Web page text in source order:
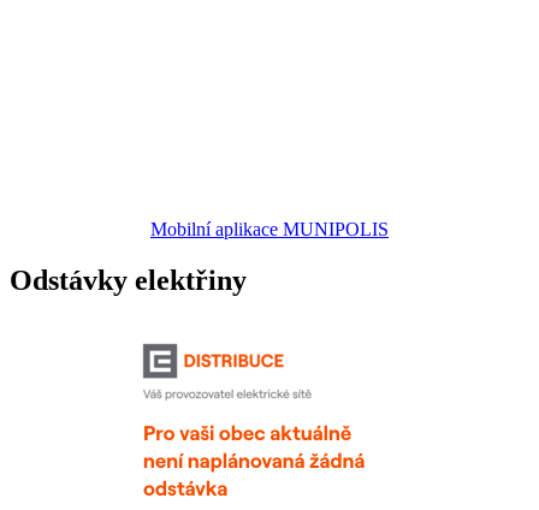
Mobilní aplikace MUNIPOLIS
Odstávky elektřiny